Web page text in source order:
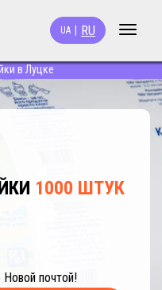
Toggle
UA RU
в Луцке
1000 ШТУК
Новой почтой!